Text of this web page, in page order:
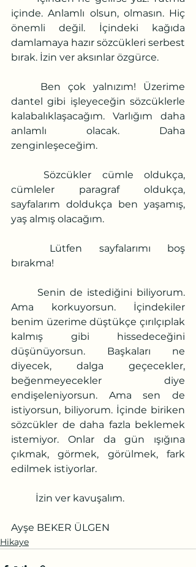
içinde. Anlamlı olsun, olmasın. Hiç
önemli değil. İçindeki kağıda
damlamaya hazır sözcükleri serbest
bırak. İzin ver aksınlar özgürce.
dantel gibi işleyeceğin sözcüklerle
kalabalıklaşacağım. Varlığım daha
anlamlı olacak. Daha
zenginleşeceğim.
cümleler paragraf oldukça,
sayfalarım doldukça ben yaşamış,
yaş almış olacağım.
bırakma!
Ama korkuyorsun. İçindekiler
benim üzerime düştükçe çırılçıplak
kalmış gibi hissedeceğini
düşünüyorsun. Başkaları ne
diyecek, dalga geçecekler,
beğenmeyecekler diye
endişeleniyorsun. Ama sen de
istiyorsun, biliyorum. İçinde biriken
sözcükler de daha fazla beklemek
istemiyor. Onlar da gün ışığına
çıkmak, görmek, görülmek, fark
edilmek istiyorlar.
	İzin ver kavuşalım.
Ayşe BEKER ÜLGEN
Hikaye